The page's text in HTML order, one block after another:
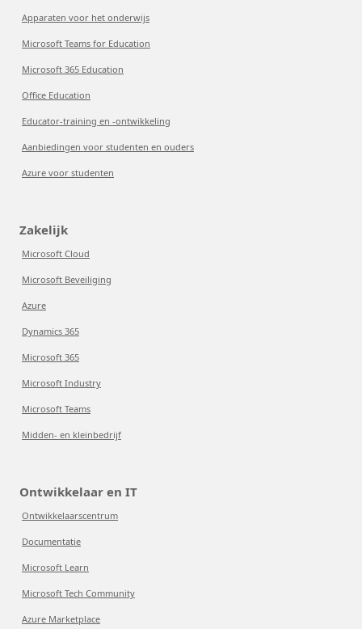
Apparaten voor het onderwijs
Microsoft Teams for Education
Microsoft 365 Education
Office Education
Educator-training en -ontwikkeling
Aanbiedingen voor studenten en ouders
Azure voor studenten
Zakelijk
Microsoft Cloud
Microsoft Beveiliging
Azure
Dynamics 365
Microsoft 365
Microsoft Industry
Microsoft Teams
Midden- en kleinbedrijf
Ontwikkelaar en IT
Ontwikkelaarscentrum
Documentatie
Microsoft Learn
Microsoft Tech Community
Azure Marketplace